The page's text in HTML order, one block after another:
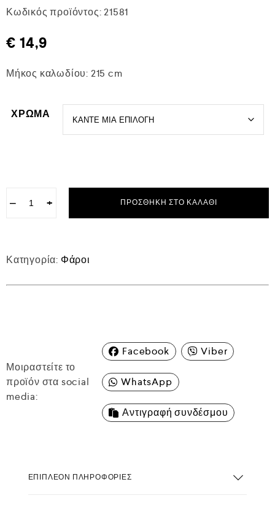
Κωδικός προϊόντος: 21581
€ 14,9
Μήκος καλωδίου: 215 cm
ΧΡΩΜΑ
− + ΠΡΟΣΘΉΚΗ ΣΤΟ ΚΑΛΆΘΙ
Κατηγορία: Φάροι
Μοιραστείτε το
προϊόν στα social
media:
Facebook Viber
WhatsApp
Αντιγραφή συνδέσμου
ΕΠΙΠΛΈΟΝ ΠΛΗΡΟΦΟΡΊΕΣ